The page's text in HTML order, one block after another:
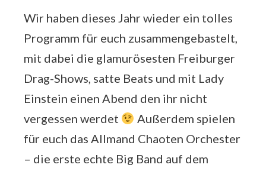
Wir haben dieses Jahr wieder ein tolles
Programm für euch zusammengebastelt,
mit dabei die glamurösesten Freiburger
Drag-Shows, satte Beats und mit Lady
Einstein einen Abend den ihr nicht
vergessen werdet
Außerdem spielen
für euch das Allmand Chaoten Orchester
– die erste echte Big Band auf dem